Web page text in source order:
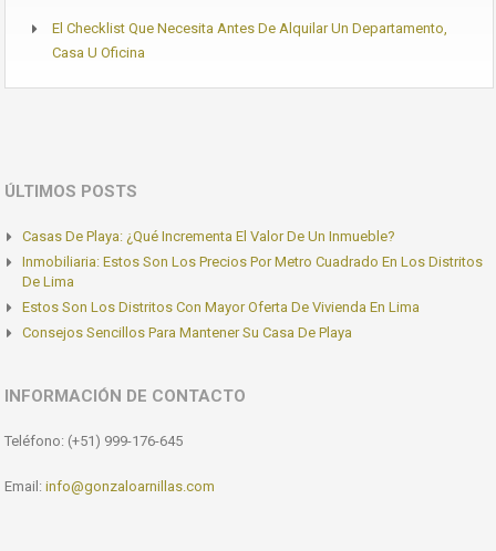
El Checklist Que Necesita Antes De Alquilar Un Departamento,
Casa U Oficina
ÚLTIMOS POSTS
Casas De Playa: ¿Qué Incrementa El Valor De Un Inmueble?
Inmobiliaria: Estos Son Los Precios Por Metro Cuadrado En Los Distritos
De Lima
Estos Son Los Distritos Con Mayor Oferta De Vivienda En Lima
Consejos Sencillos Para Mantener Su Casa De Playa
INFORMACIÓN DE CONTACTO
Teléfono: (+51) 999-176-645
Email: info@gonzaloarnillas.com